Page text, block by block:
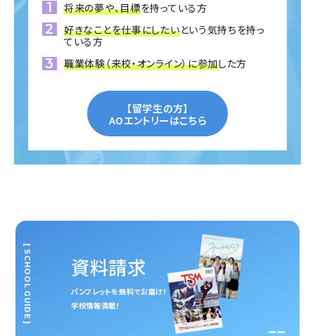
将来の夢や、目標を持っている方
好きなことを仕事にしたいという気持ちを持っ
ている方
職業体験（来校・オンライン）に参加した方
【留学生の方】
AOエントリーはこちら
資料請求
パンフレットを無料でお届け！
学校情報満載！
[ SCHOOL GUIDE ]